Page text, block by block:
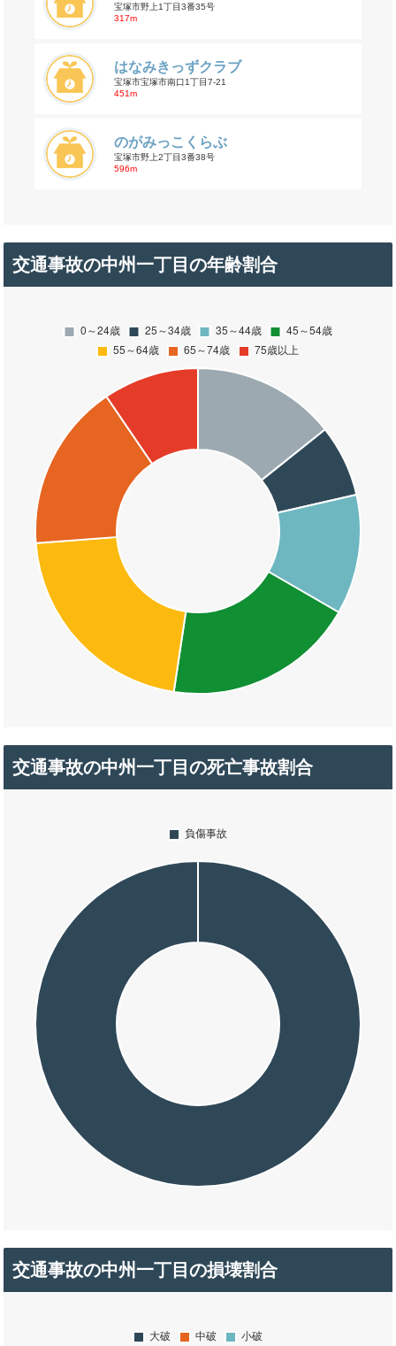
宝塚市野上1丁目3番35号
317m
はなみきっずクラブ
宝塚市宝塚市南口1丁目7-21
451m
のがみっこくらぶ
宝塚市野上2丁目3番38号
596m
交通事故の中州一丁目の年齢割合
交通事故の中州一丁目の死亡事故割合
交通事故の中州一丁目の損壊割合